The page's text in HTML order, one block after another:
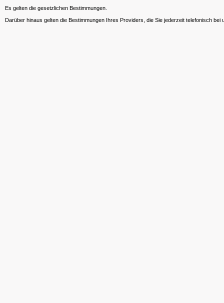
Es gelten die gesetzlichen Bestimmungen.
Darüber hinaus gelten die Bestimmungen Ihres Providers, die Sie jederzeit telefonisch bei